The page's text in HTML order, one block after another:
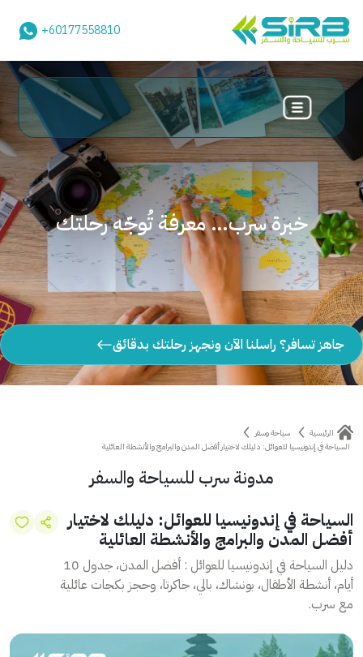
+60177558810
خبرة سرب… معرفة تُوجّه رحلتك
جاهز تسافر؟ راسلنا الآن ونجهز رحلتك بدقائق
الرئيسية
سياحة وسفر
السياحة في إندونيسيا للعوائل: دليلك لاختيار أفضل المدن والبرامج والأنشطة العائلية
مدونة سرب للسياحة والسفر
السياحة في إندونيسيا للعوائل: دليلك لاختيار
أفضل المدن والبرامج والأنشطة العائلية
دليل السياحة في إندونيسيا للعوائل : أفضل المدن، جدول 10
أيام، أنشطة الأطفال، بونشاك، بالي، جاكرتا، وحجز بكجات عائلية
مع سرب.